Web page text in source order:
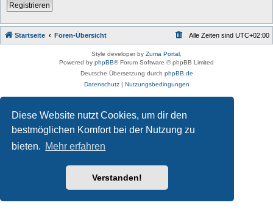
Diese Website nutzt Cookies, um dir den
bestmöglichen Komfort bei der Nutzung zu
bieten. Mehr erfahren
Verstanden!
Registrieren
Startseite Foren-Übersicht Alle Zeiten sind UTC+02:00
Style developer by Zuma Portal
Powered by phpBB® Forum Software © phpBB Limited
Deutsche Übersetzung durch phpBB.de
Datenschutz| Nutzungsbedingungen